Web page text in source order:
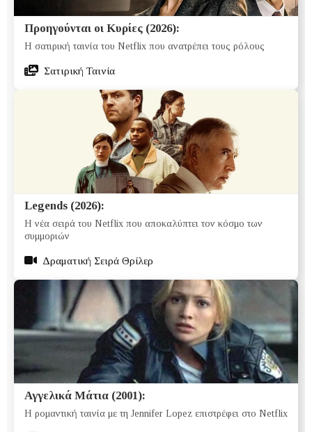
Προηγούνται οι Κυρίες (2026):
Η σατιρική ταινία του Netflix που ανατρέπει τους ρόλους
Σατιρική Ταινία
Legends (2026):
Η νέα σειρά του Netflix που αποκαλύπτει τον κόσμο των
συμμοριών
Δραματική Σειρά Θρίλερ
Αγγελικά Μάτια (2001):
Η ρομαντική ταινία με τη Jennifer Lopez επιστρέφει στο Netflix